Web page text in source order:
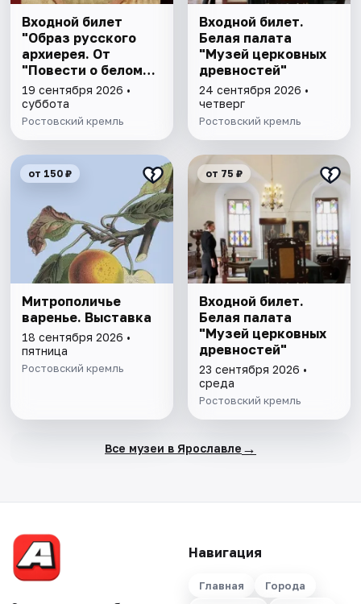
Входной билет
"Образ русского
архиерея. От
"Повести о белом
клобуке" до
восстановления
патриаршества"
19 сентября 2026 •
суббота
Ростовский кремль
Входной билет.
Белая палата
"Музей церковных
древностей"
24 сентября 2026 •
четверг
Ростовский кремль
от 150 ₽
Митрополичье
варенье. Выставка
18 сентября 2026 •
пятница
Ростовский кремль
от 75 ₽
Входной билет.
Белая палата
"Музей церковных
древностей"
23 сентября 2026 •
среда
Ростовский кремль
Все музеи в Ярославле →
Навигация
Главная
Города